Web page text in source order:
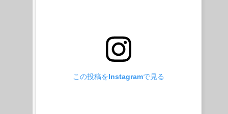
この投稿をInstagramで見る